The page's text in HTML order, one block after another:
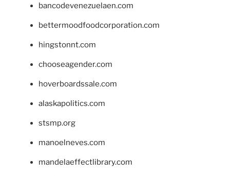
bancodevenezuelaen.com
bettermoodfoodcorporation.com
hingstonnt.com
chooseagender.com
hoverboardssale.com
alaskapolitics.com
stsmp.org
manoelneves.com
mandelaeffectlibrary.com